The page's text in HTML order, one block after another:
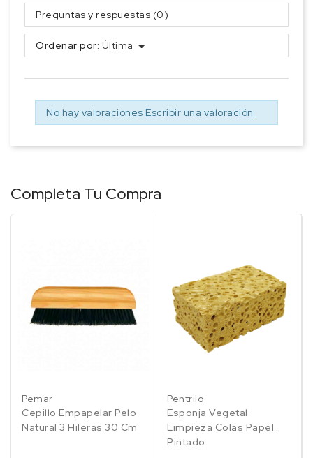
Preguntas y respuestas (0)
Ordenar por: Última
No hay valoraciones Escribir una valoración
Completa Tu Compra
Pemar
Cepillo Empapelar Pelo
Natural 3 Hileras 30 Cm
Pentrilo
Esponja Vegetal
Limpieza Colas Papel
Pintado